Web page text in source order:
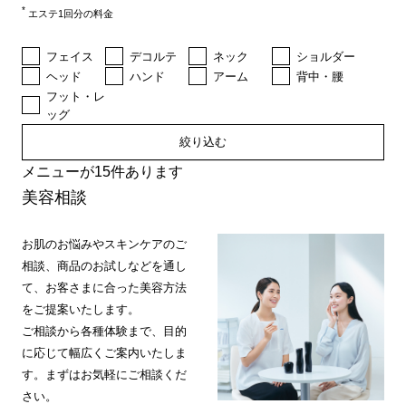
* エステ1回分の料金
フェイス デコルテ ネック
ショルダー
ヘッド
ハンド アーム
背中・腰
フット・レ
ッグ
絞り込む
メニューが15件あります
美容相談
お肌のお悩みやスキンケアのご
相談、商品のお試しなどを通し
て、お客さまに合った美容方法
をご提案いたします。
ご相談から各種体験まで、目的
に応じて幅広くご案内いたしま
す。まずはお気軽にご相談くだ
さい。